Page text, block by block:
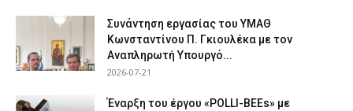
Συνάντηση εργασίας του ΥΜΑΘ
Κωνσταντίνου Π. Γκιουλέκα με τον
Αναπληρωτή Υπουργό...
2026-07-21
Έναρξη του έργου «POLLI-BEEs» με